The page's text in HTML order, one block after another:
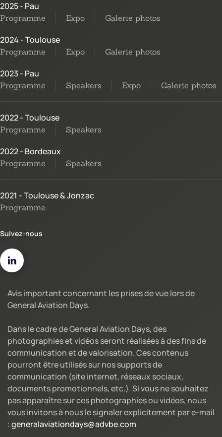
2025 - Pau
Programme Expo Galerie photos
2024 - Toulouse
Programme Expo Galerie photos
2023 - Pau
Programme Speakers Expo Galerie photos
2022 - Toulouse
Programme Speakers
2022 - Bordeaux
Programme Speakers
2021 - Toulouse & Jonzac
Programme
Suivez-nous
Avis important concernant les prises de vue lors de
General Aviation Days.
Dans le cadre de General Aviation Days, des
photographies et vidéos seront réalisées à des fins de
communication et de valorisation. Ces contenus
pourront être utilisés sur nos supports de
communication (site internet, réseaux sociaux,
documents promotionnels, etc.). Si vous ne souhaitez
pas apparaître sur ces photographies ou vidéos, nous
vous invitons à nous le signaler explicitement par e-mail
:generalaviationdays@advbe.com